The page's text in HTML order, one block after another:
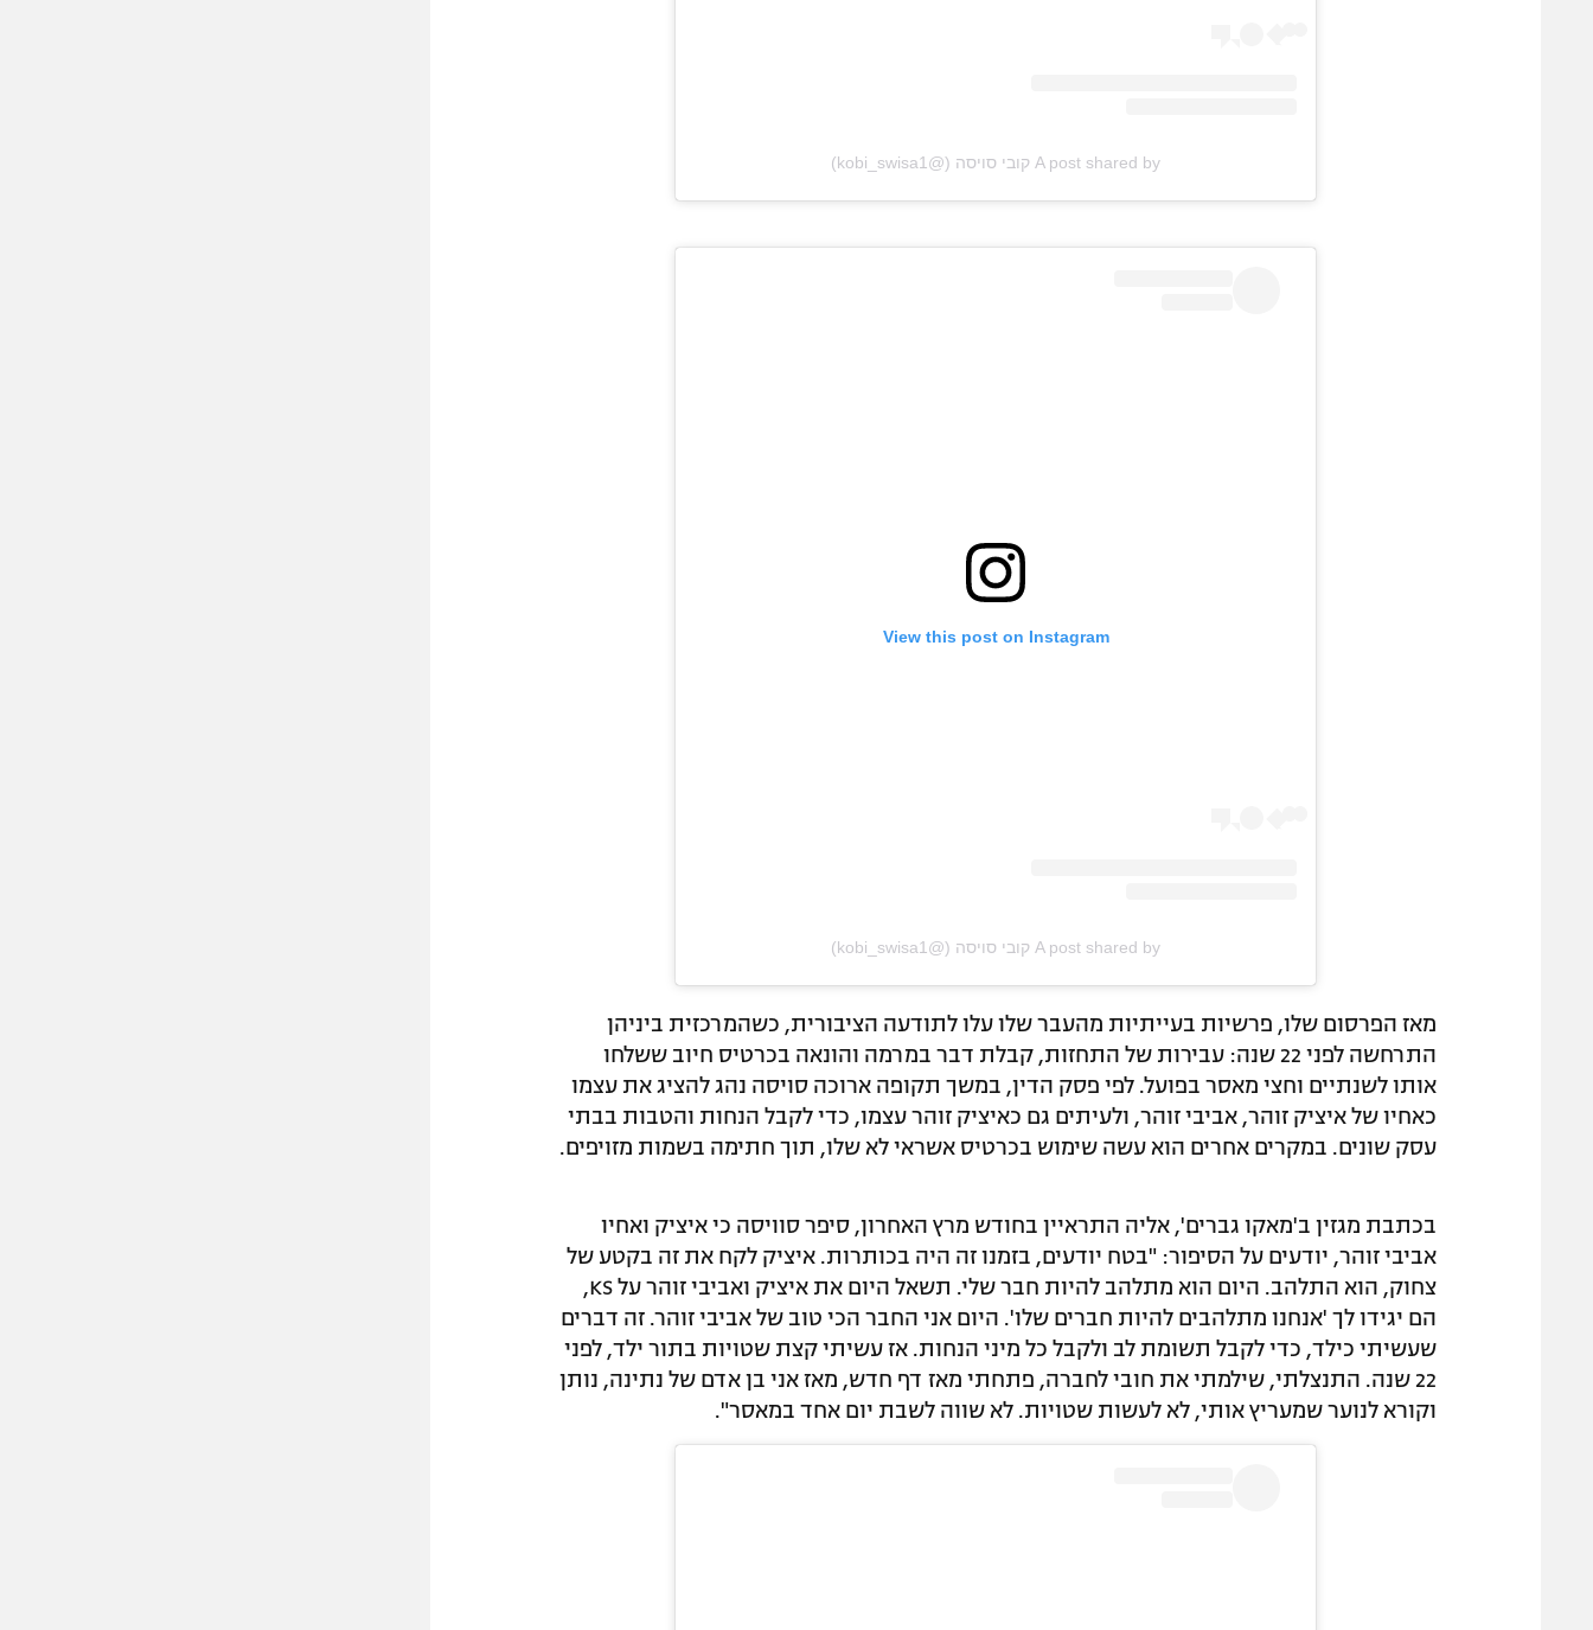
A post shared by קובי סויסה (@kobi_swisa1)
View this post on Instagram
A post shared by קובי סויסה (@kobi_swisa1)
מאז הפרסום שלו, פרשיות בעייתיות מהעבר שלו עלו לתודעה הציבורית, כשהמרכזית ביניהן
התרחשה לפני 22 שנה: עבירות של התחזות, קבלת דבר במרמה והונאה בכרטיס חיוב ששלחו
אותו לשנתיים וחצי מאסר בפועל. לפי פסק הדין, במשך תקופה ארוכה סויסה נהג להציג את עצמו
כאחיו של איציק זוהר, אביבי זוהר, ולעיתים גם כאיציק זוהר עצמו, כדי לקבל הנחות והטבות בבתי
עסק שונים. במקרים אחרים הוא עשה שימוש בכרטיס אשראי לא שלו, תוך חתימה בשמות מזויפים.
בכתבת מגזין ב'מאקו גברים', אליה התראיין בחודש מרץ האחרון, סיפר סוויסה כי איציק ואחיו
אביבי זוהר, יודעים על הסיפור: "בטח יודעים, בזמנו זה היה בכותרות. איציק לקח את זה בקטע של
צחוק, הוא התלהב. היום הוא מתלהב להיות חבר שלי. תשאל היום את איציק ואביבי זוהר על KS,
הם יגידו לך 'אנחנו מתלהבים להיות חברים שלו'. היום אני החבר הכי טוב של אביבי זוהר. זה דברים
שעשיתי כילד, כדי לקבל תשומת לב ולקבל כל מיני הנחות. אז עשיתי קצת שטויות בתור ילד, לפני
22 שנה. התנצלתי, שילמתי את חובי לחברה, פתחתי מאז דף חדש, מאז אני בן אדם של נתינה, נותן
וקורא לנוער שמעריץ אותי, לא לעשות שטויות. לא שווה לשבת יום אחד במאסר".